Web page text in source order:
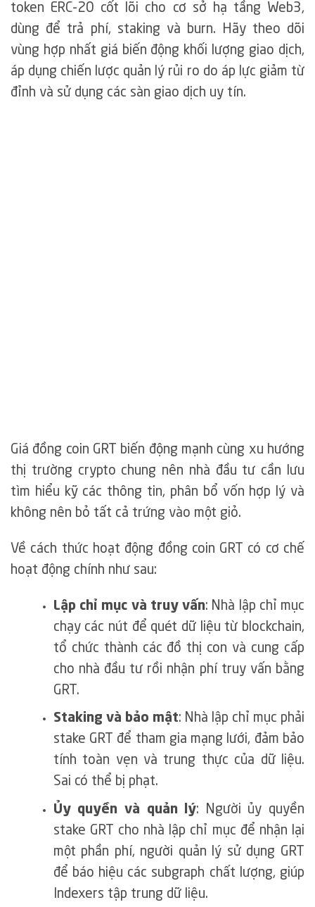
token ERC-20 cốt lõi cho cơ sở hạ tầng Web3,
dùng để trả phí, staking và burn. Hãy theo dõi
vùng hợp nhất giá biến động khối lượng giao dịch,
áp dụng chiến lược quản lý rủi ro do áp lực giảm từ
đỉnh và sử dụng các sàn giao dịch uy tín.
Giá đồng coin GRT biến động mạnh cùng xu hướng
thị trường crypto chung nên nhà đầu tư cần lưu
tìm hiểu kỹ các thông tin, phân bổ vốn hợp lý và
không nên bỏ tất cả trứng vào một giỏ.
Về cách thức hoạt động đồng coin GRT có cơ chế
hoạt động chính như sau:
Lập chỉ mục và truy vấn: Nhà lập chỉ mục
chạy các nút để quét dữ liệu từ blockchain,
tổ chức thành các đồ thị con và cung cấp
cho nhà đầu tư rồi nhận phí truy vấn bằng
GRT.
Staking và bảo mật: Nhà lập chỉ mục phải
stake GRT để tham gia mạng lưới, đảm bảo
tính toàn vẹn và trung thực của dữ liệu.
Sai có thể bị phạt.
Ủy quyền và quản lý: Người ủy quyền
stake GRT cho nhà lập chỉ mục để nhận lại
một phần phí, người quản lý sử dụng GRT
để báo hiệu các subgraph chất lượng, giúp
Indexers tập trung dữ liệu.